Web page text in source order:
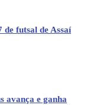
de futsal de Assaí
avança e ganha